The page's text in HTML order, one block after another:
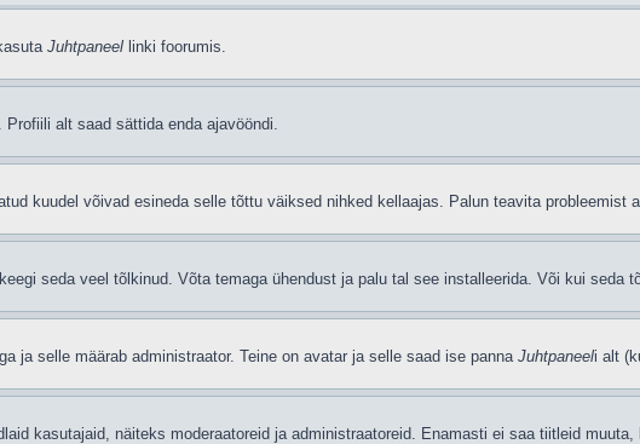
Juhtpaneel linki foorumis.
alt saad sättida enda ajavööndi.
kuudel võivad esineda selle tõttu väiksed nihked kellaajas. Palun teavita probleemist
seda veel tõlkinud. Võta temaga ühendust ja palu tal see installeerida. Või kui seda
ja selle määrab administraator. Teine on avatar ja selle saad ise panna Juhtpaneeli alt
kasutajaid, näiteks moderaatoreid ja administraatoreid. Enamasti ei saa tiitleid